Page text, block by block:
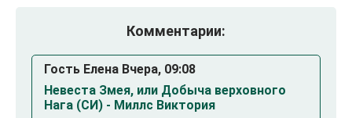
Комментарии:
Гость Елена Вчера, 09:08
Невеста Змея, или Добыча верховного
Нага (СИ) - Миллс Виктория